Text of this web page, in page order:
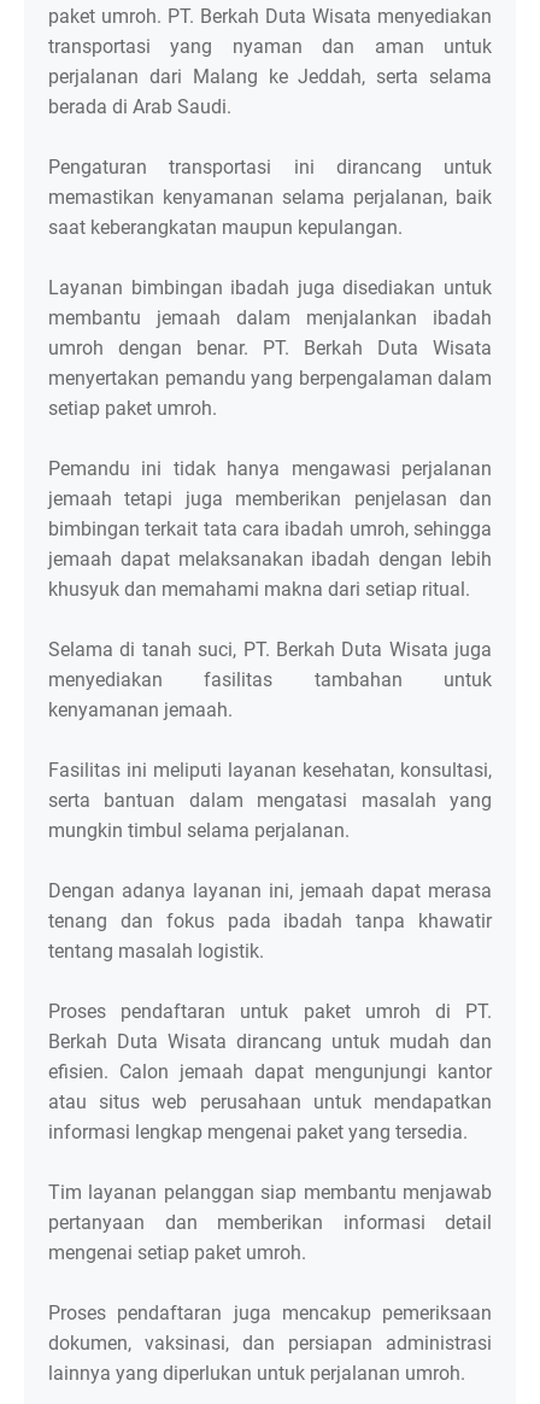
paket umroh. PT. Berkah Duta Wisata menyediakan
transportasi yang nyaman dan aman untuk
perjalanan dari Malang ke Jeddah, serta selama
berada di Arab Saudi.
Pengaturan transportasi ini dirancang untuk
memastikan kenyamanan selama perjalanan, baik
saat keberangkatan maupun kepulangan.
Layanan bimbingan ibadah juga disediakan untuk
membantu jemaah dalam menjalankan ibadah
umroh dengan benar. PT. Berkah Duta Wisata
menyertakan pemandu yang berpengalaman dalam
setiap paket umroh.
Pemandu ini tidak hanya mengawasi perjalanan
jemaah tetapi juga memberikan penjelasan dan
bimbingan terkait tata cara ibadah umroh, sehingga
jemaah dapat melaksanakan ibadah dengan lebih
khusyuk dan memahami makna dari setiap ritual.
Selama di tanah suci, PT. Berkah Duta Wisata juga
menyediakan fasilitas tambahan untuk
kenyamanan jemaah.
Fasilitas ini meliputi layanan kesehatan, konsultasi,
serta bantuan dalam mengatasi masalah yang
mungkin timbul selama perjalanan.
Dengan adanya layanan ini, jemaah dapat merasa
tenang dan fokus pada ibadah tanpa khawatir
tentang masalah logistik.
Proses pendaftaran untuk paket umroh di PT.
Berkah Duta Wisata dirancang untuk mudah dan
efisien. Calon jemaah dapat mengunjungi kantor
atau situs web perusahaan untuk mendapatkan
informasi lengkap mengenai paket yang tersedia.
Tim layanan pelanggan siap membantu menjawab
pertanyaan dan memberikan informasi detail
mengenai setiap paket umroh.
Proses pendaftaran juga mencakup pemeriksaan
dokumen, vaksinasi, dan persiapan administrasi
lainnya yang diperlukan untuk perjalanan umroh.